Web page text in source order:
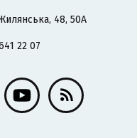
48, 50А
22 07